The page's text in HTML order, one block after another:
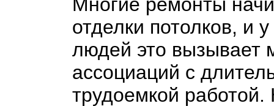
отделки потолков, и
людей это вызывает
ассоциаций с
трудоемкой